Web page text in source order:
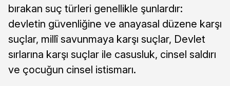
bırakan suç türleri genellikle şunlardır:
devletin güvenliğine ve anayasal düzene karşı
suçlar, millî savunmaya karşı suçlar, Devlet
sırlarına karşı suçlar ile casusluk, cinsel saldırı
ve çocuğun cinsel istismarı.